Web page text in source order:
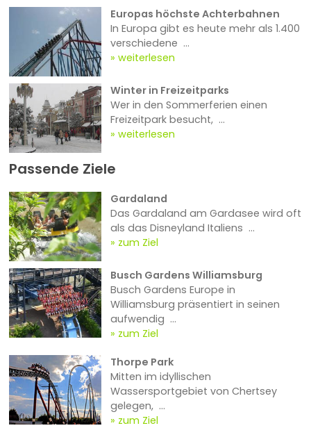
Europas höchste Achterbahnen
In Europa gibt es heute mehr als 1.400
verschiedene ...
weiterlesen
Winter in Freizeitparks
Wer in den Sommerferien einen
Freizeitpark besucht, ...
weiterlesen
Passende Ziele
Gardaland
Das Gardaland am Gardasee wird oft
als das Disneyland Italiens ...
zum Ziel
Busch Gardens Williamsburg
Busch Gardens Europe in
Williamsburg präsentiert in seinen
aufwendig ...
zum Ziel
Thorpe Park
Mitten im idyllischen
Wassersportgebiet von Chertsey
gelegen, ...
zum Ziel